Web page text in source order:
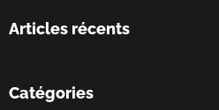
Articles récents
Catégories